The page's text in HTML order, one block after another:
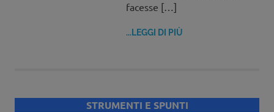
facesse […]
...LEGGI DI PIÙ
STRUMENTI E SPUNTI